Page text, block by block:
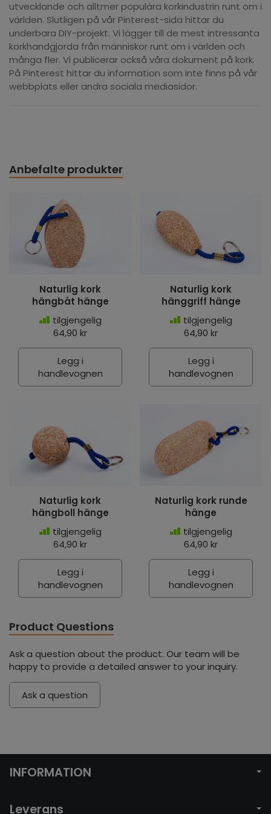
utvecklande och alltmer populära korkindustrin runt om i
världen. Slutligen på vår Pinterest-sida hittar du
underbara DIY-projekt. Vi lägger till de mest intressanta
korkhandgjorda från människor runt om i världen och
många fler. Vi publicerar också våra dokument på kork.
På Pinterest hittar du information som inte finns på vår
webbplats eller andra sociala mediasidor.
Anbefalte produkter
Naturlig kork
hängbåt hänge
tilgjengelig
64,90 kr
Legg i
handlevognen
Naturlig kork
hänggriff hänge
tilgjengelig
64,90 kr
Legg i
handlevognen
Naturlig kork
hängboll hänge
tilgjengelig
64,90 kr
Legg i
handlevognen
Naturlig kork runde
hänge
tilgjengelig
64,90 kr
Legg i
handlevognen
Product Questions
Ask a question about the product. Our team will be
happy to provide a detailed answer to your inquiry.
Ask a question
INFORMATION
Leverans